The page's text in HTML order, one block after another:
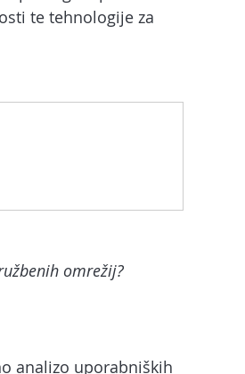
te tehnologije za
omrežij?
analizo uporabniških